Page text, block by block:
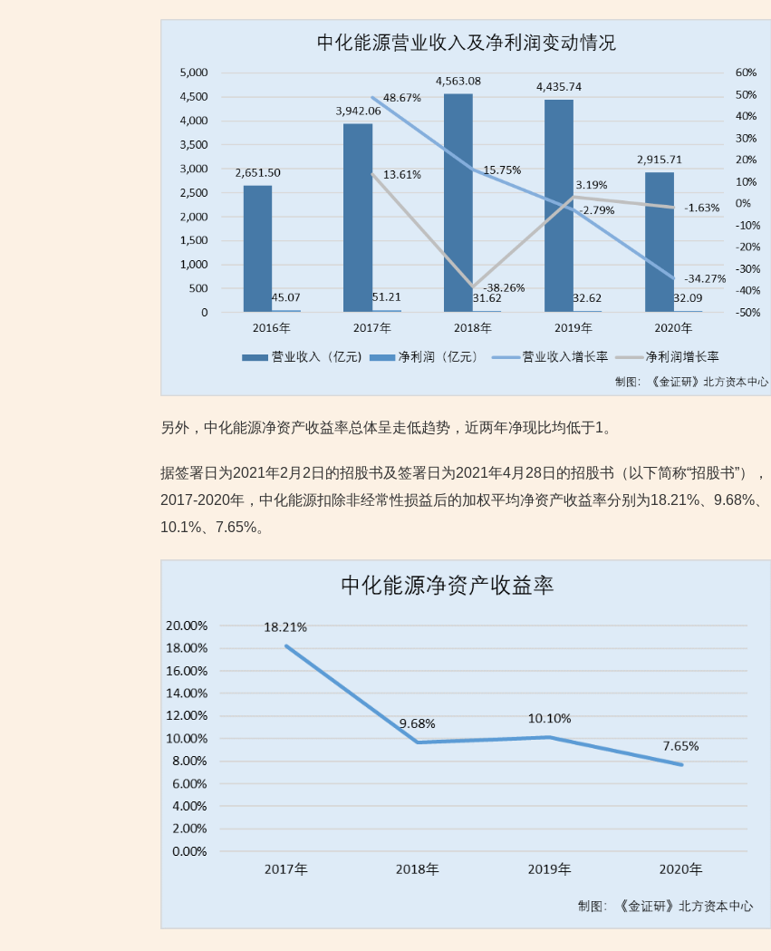
另外，中化能源净资产收益率总体呈走低趋势，近两年净现比均低于1。
据签署日为2021年2月2日的招股书及签署日为2021年4月28日的招股书（以下简称“招股书”），
2017-2020年，中化能源扣除非经常性损益后的加权平均净资产收益率分别为18.21%、9.68%、
10.1%、7.65%。